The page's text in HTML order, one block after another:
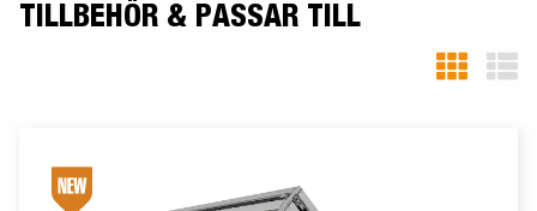
TILLBEHÖR & PASSAR TILL